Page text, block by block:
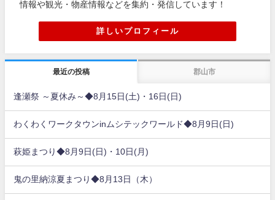
情報や観光・物産情報などを集約・発信しています！
詳しいプロフィール
最近の投稿 郡山市
逢瀬祭 ～夏休み～◆8月15日(土)・16日(日)
わくわくワークタウンinムシテックワールド◆8月9日(日)
萩姫まつり◆8月9日(日)・10日(月)
鬼の里納涼夏まつり◆8月13日（木）